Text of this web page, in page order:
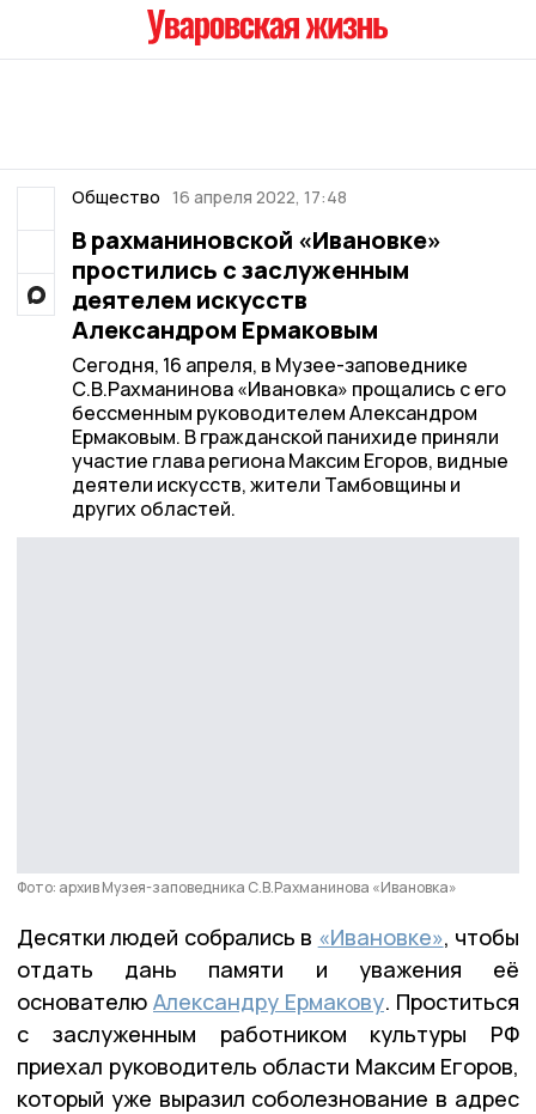
Общество 16 апреля 2022, 17:48
В рахманиновской «Ивановке»
простились с заслуженным
деятелем искусств
Александром Ермаковым
Сегодня, 16 апреля, в Музее-заповеднике
С.В.Рахманинова «Ивановка» прощались с его
бессменным руководителем Александром
Ермаковым. В гражданской панихиде приняли
участие глава региона Максим Егоров, видные
деятели искусств, жители Тамбовщины и
других областей.
Фото: архив Музея-заповедника С.В.Рахманинова «Ивановка»
Десятки людей собрались в «Ивановке», чтобы
отдать дань памяти и уважения её
основателю Александру Ермакову. Проститься
с заслуженным работником культуры РФ
приехал руководитель области Максим Егоров,
который уже выразил соболезнование в адрес